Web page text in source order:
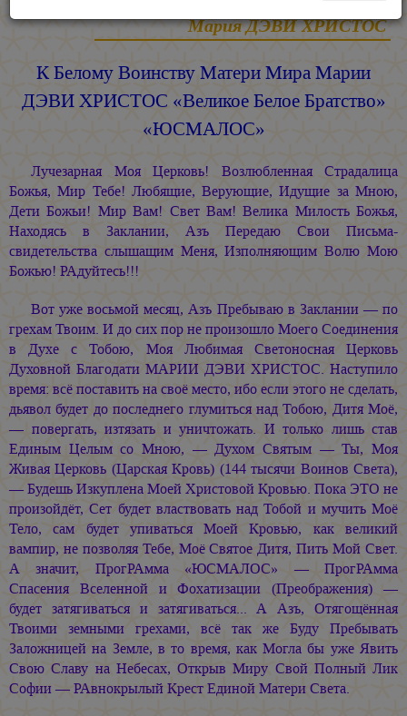
Мария ДЭВИ ХРИСТОС
К Белому ВоинствуМатери Мира Марии
ДЭВИ ХРИСТОС «Великое Белое Братство»
«ЮСМАЛОС»
Лучезарная Моя Церковь! Возлюбленная Страдалица
Божья, Мир Тебе! Любящие, Верующие, Идущие за Мною,
Дети Божьи! Мир Вам! Свет Вам! Велика Милость Божья,
Находясь в Заклании, Азъ Передаю Свои Письма-
свидетельства слышащим Меня, Изполняющим Волю Мою
Божью! РАдуйтесь!!!
Вот уже восьмой месяц, Азъ Пребываю в Заклании — по
грехам Твоим. И до сих пор не произошло Моего Соединения
в Духе с Тобою, Моя Любимая Светоносная Церковь
Духовной Благодати МАРИИ ДЭВИ ХРИСТОС. Наступило
время: всё поставить на своё место, ибо если этого не сделать,
дьявол будет до последнего глумиться над Тобою, Дитя Моё,
— повергать, изтязать и уничтожать. И только лишь став
Единым Целым со Мною, — Духом Святым — Ты, Моя
Живая Церковь (Царская Кровь) (144 тысячи Воинов Света),
— Будешь Изкуплена Моей Христовой Кровью. Пока ЭТО не
произойдёт, Сет будет властвовать над Тобой и мучить Моё
Тело, сам будет упиваться Моей Кровью, как великий
вампир, не позволяя Тебе, Моё Святое Дитя, Пить Мой Свет.
А значит, ПрогРАмма «ЮСМАЛОС» — ПрогРАмма
Спасения Вселенной и Фохатизации (Преображения) —
будет затягиваться и затягиваться... А Азъ, Отягощённая
Твоими земными грехами, всё так же Буду Пребывать
Заложницей на Земле, в то время, как Могла бы уже Явить
Свою Славу на Небесах, Открыв Миру Свой Полный Лик
Софии — РАвнокрылый Крест Единой Матери Света.